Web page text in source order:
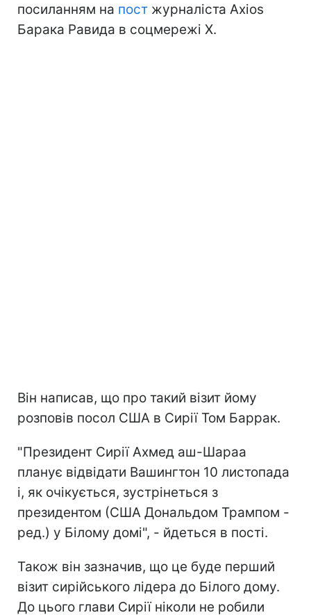
посиланням на пост журналіста Axios
Барака Равида в соцмережі Х.
Він написав, що про такий візит йому
розповів посол США в Сирії Том Баррак.
"Президент Сирії Ахмед аш-Шараа
планує відвідати Вашингтон 10 листопада
і, як очікується, зустрінеться з
президентом (США Дональдом Трампом -
ред.) у Білому домі", - йдеться в пості.
Також він зазначив, що це буде перший
візит сирійського лідера до Білого дому.
До цього глави Сирії ніколи не робили